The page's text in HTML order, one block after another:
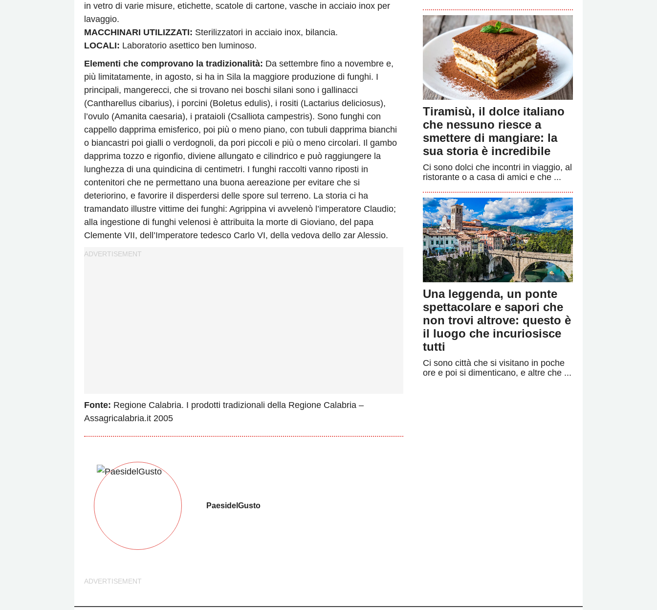
in vetro di varie misure, etichette, scatole di cartone, vasche in acciaio inox per
lavaggio.
MACCHINARI UTILIZZATI: Sterilizzatori in acciaio inox, bilancia.
LOCALI: Laboratorio asettico ben luminoso.
Elementi che comprovano la tradizionalità: Da settembre fino a novembre e,
più limitatamente, in agosto, si ha in Sila la maggiore produzione di funghi. I
principali, mangerecci, che si trovano nei boschi silani sono i gallinacci
(Cantharellus cibarius), i porcini (Boletus edulis), i rositi (Lactarius deliciosus),
l’ovulo (Amanita caesaria), i prataioli (Csalliota campestris). Sono funghi con
cappello dapprima emisferico, poi più o meno piano, con tubuli dapprima bianchi
o biancastri poi gialli o verdognoli, da pori piccoli e più o meno circolari. Il gambo
dapprima tozzo e rigonfio, diviene allungato e cilindrico e può raggiungere la
lunghezza di una quindicina di centimetri. I funghi raccolti vanno riposti in
contenitori che ne permettano una buona aereazione per evitare che si
deteriorino, e favorire il disperdersi delle spore sul terreno. La storia ci ha
tramandato illustre vittime dei funghi: Agrippina vi avvelenò l’imperatore Claudio;
alla ingestione di funghi velenosi è attribuita la morte di Gioviano, del papa
Clemente VII, dell’Imperatore tedesco Carlo VI, della vedova dello zar Alessio.
Fonte: Regione Calabria. I prodotti tradizionali della Regione Calabria –
Assagricalabria.it 2005
PaesidelGusto
Tiramisù, il dolce italiano
che nessuno riesce a
smettere di mangiare: la
sua storia è incredibile
Ci sono dolci che incontri in viaggio, al
ristorante o a casa di amici e che ...
Una leggenda, un ponte
spettacolare e sapori che
non trovi altrove: questo è
il luogo che incuriosisce
tutti
Ci sono città che si visitano in poche
ore e poi si dimenticano, e altre che ...